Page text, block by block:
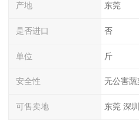
产地 东莞
是否进口 否
单位 斤
安全性 无公害
可售卖地 东莞 深圳